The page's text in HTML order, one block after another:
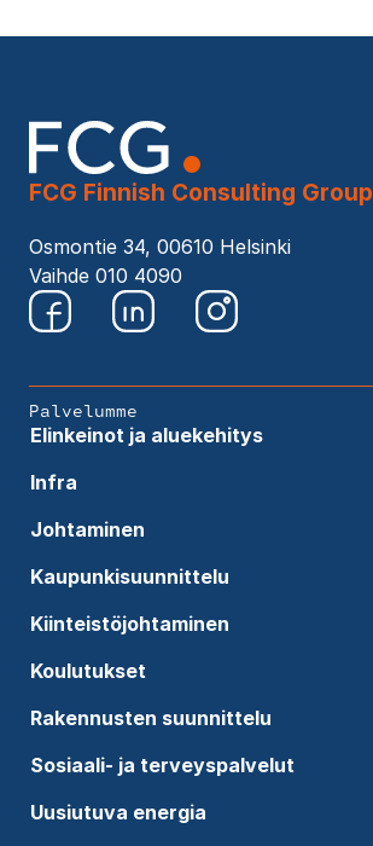
FCG Finnish Consulting Group
Osmontie 34, 00610 Helsinki
Vaihde 010 4090
Palvelumme
Elinkeinot ja aluekehitys
Infra
Johtaminen
Kaupunkisuunnittelu
Kiinteistöjohtaminen
Koulutukset
Rakennusten suunnittelu
Sosiaali- ja terveyspalvelut
Uusiutuva energia